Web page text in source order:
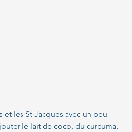
et les St Jacques avec un peu
le lait de coco, du curcuma,